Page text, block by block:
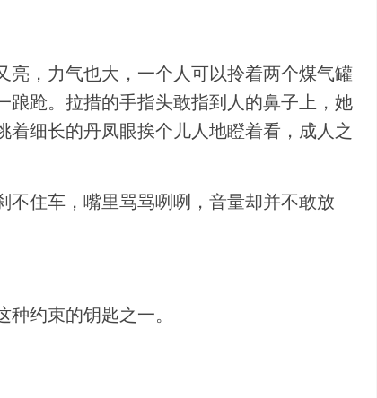
亮，力气也大，一个人可以拎着两个煤气罐
踉跄。拉措的手指头敢指到人的鼻子上，她
细长的丹凤眼挨个儿人地瞪着看，成人之
住车，嘴里骂骂咧咧，音量却并不敢放
约束的钥匙之一。